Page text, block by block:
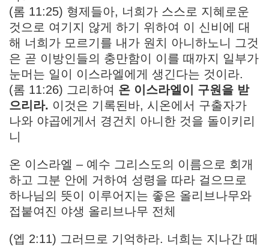
(롬 11:25) 형제들아, 너희가 스스로 지혜로운
것으로 여기지 않게 하기 위하여 이 신비에 대
해 너희가 모르기를 내가 원치 아니하노니 그것
은 곧 이방인들의 충만함이 이를 때까지 일부가
눈머는 일이 이스라엘에게 생긴다는 것이라.
(롬 11:26) 그리하여 온 이스라엘이 구원을 받
으리라. 이것은 기록된바, 시온에서 구출자가
나와 야곱에게서 경건치 아니한 것을 돌이키리
니
온 이스라엘 – 예수 그리스도의 이름으로 회개
하고 그분 안에 거하여 성령을 따라 걸으므로
하나님의 뜻이 이루어지는 좋은 올리브나무와
접붙여진 야생 올리브나무 전체
(엡 2:11) 그러므로 기억하라. 너희는 지나간 때